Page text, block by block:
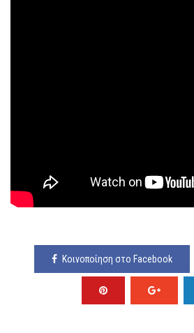
Κοινοποίηση στο Facebook